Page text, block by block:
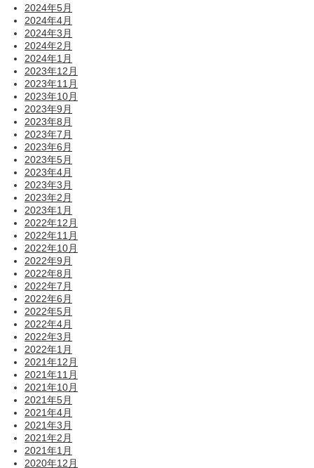
2024年5月
2024年4月
2024年3月
2024年2月
2024年1月
2023年12月
2023年11月
2023年10月
2023年9月
2023年8月
2023年7月
2023年6月
2023年5月
2023年4月
2023年3月
2023年2月
2023年1月
2022年12月
2022年11月
2022年10月
2022年9月
2022年8月
2022年7月
2022年6月
2022年5月
2022年4月
2022年3月
2022年1月
2021年12月
2021年11月
2021年10月
2021年5月
2021年4月
2021年3月
2021年2月
2021年1月
2020年12月